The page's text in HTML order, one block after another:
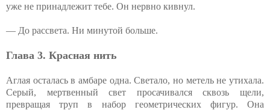
уже не принадлежит тебе. Он нервно кивнул.
— До рассвета. Ни минутой больше.
Глава 3. Красная нить
Аглая осталась в амбаре одна. Светало, но метель не утихала.
Серый, мертвенный свет просачивался сквозь щели,
превращая труп в набор геометрических фигур. Она